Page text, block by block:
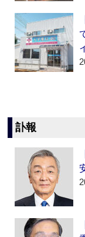
訃報